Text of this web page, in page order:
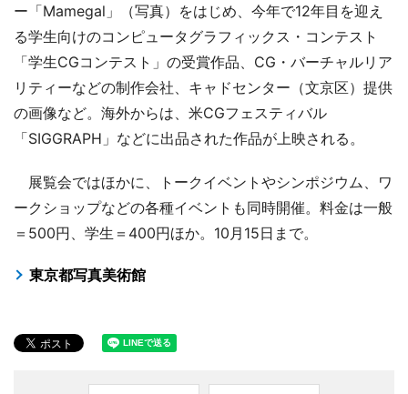
ー「Mamegal」（写真）をはじめ、今年で12年目を迎え
る学生向けのコンピュータグラフィックス・コンテスト
「学生CGコンテスト」の受賞作品、CG・バーチャルリア
リティーなどの制作会社、キャドセンター（文京区）提供
の画像など。海外からは、米CGフェスティバル
「SIGGRAPH」などに出品された作品が上映される。
展覧会ではほかに、トークイベントやシンポジウム、ワ
ークショップなどの各種イベントも同時開催。料金は一般
＝500円、学生＝400円ほか。10月15日まで。
東京都写真美術館